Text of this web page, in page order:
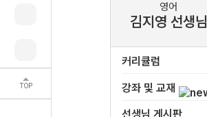
TOP
영어
김지영 선생님
커리큘럼
강좌 및 교재
선생님 게시판